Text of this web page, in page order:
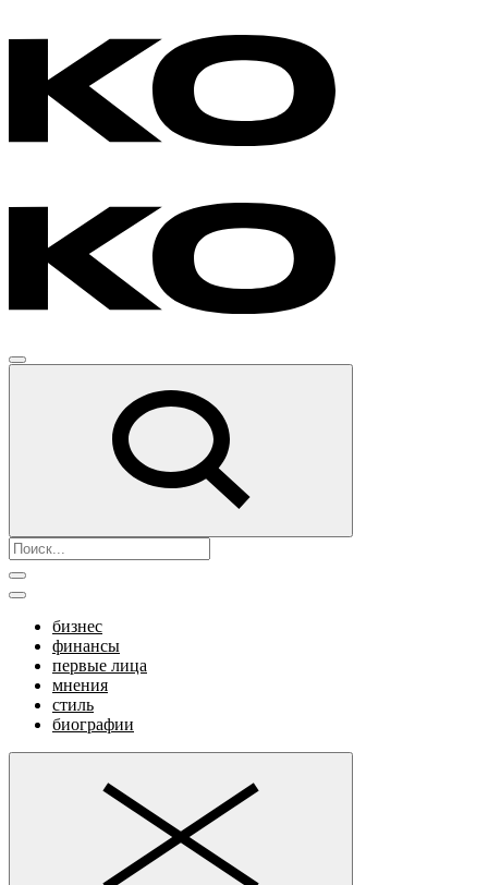
бизнес
финансы
первые лица
мнения
стиль
биографии